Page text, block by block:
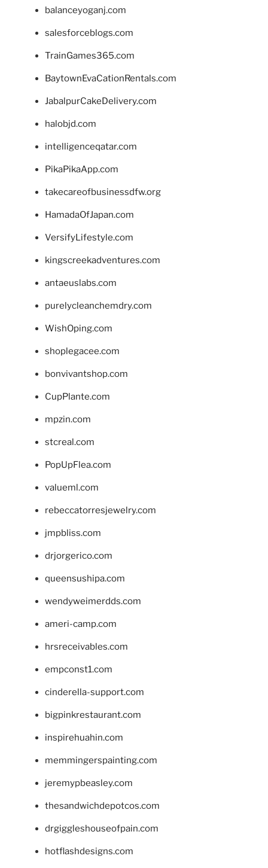
balanceyoganj.com
salesforceblogs.com
TrainGames365.com
BaytownEvaCationRentals.com
JabalpurCakeDelivery.com
halobjd.com
intelligenceqatar.com
PikaPikaApp.com
takecareofbusinessdfw.org
HamadaOfJapan.com
VersifyLifestyle.com
kingscreekadventures.com
antaeuslabs.com
purelycleanchemdry.com
WishOping.com
shoplegacee.com
bonvivantshop.com
CupPlante.com
mpzin.com
stcreal.com
PopUpFlea.com
valueml.com
rebeccatorresjewelry.com
jmpbliss.com
drjorgerico.com
queensushipa.com
wendyweimerdds.com
ameri-camp.com
hrsreceivables.com
empconst1.com
cinderella-support.com
bigpinkrestaurant.com
inspirehuahin.com
memmingerspainting.com
jeremypbeasley.com
thesandwichdepotcos.com
drgiggleshouseofpain.com
hotflashdesigns.com